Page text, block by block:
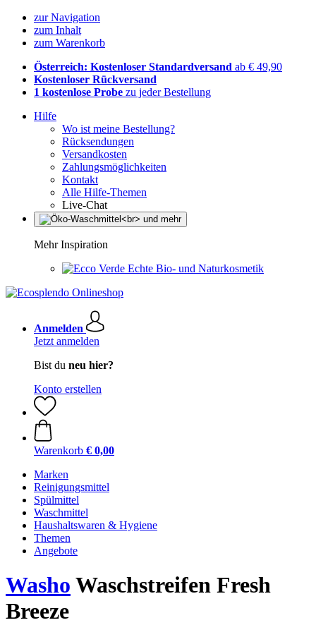
zur Navigation
zum Inhalt
zum Warenkorb
Österreich: Kostenloser Standardversand ab € 49,90
Kostenloser Rückversand
1 kostenlose Probe zu jeder Bestellung
Hilfe
Wo ist meine Bestellung?
Rücksendungen
Versandkosten
Zahlungsmöglichkeiten
Kontakt
Alle Hilfe-Themen
Live-Chat
Mehr Inspiration
Echte Bio- und Naturkosmetik
Anmelden
Jetzt anmelden
Bist du neu hier?
Konto erstellen
Warenkorb € 0,00
Marken
Reinigungsmittel
Spülmittel
Waschmittel
Haushaltswaren & Hygiene
Themen
Angebote
Washo Waschstreifen Fresh
Breeze